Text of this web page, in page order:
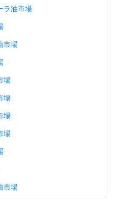
ラ油市場
市場
場
場
場
場
市場